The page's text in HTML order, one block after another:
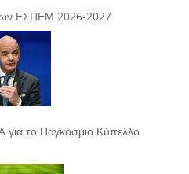
ΕΣΠΕΜ 2026-2027
για το Παγκόσμιο Κύπελλο